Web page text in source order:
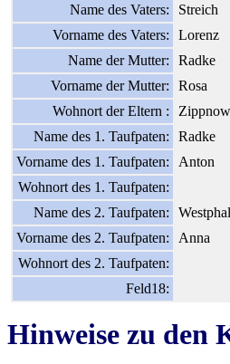
Name des Vaters:
Streich
Vorname des Vaters:
Lorenz
Name der Mutter:
Radke
Vorname der Mutter:
Rosa
Wohnort der Eltern :
Zippnow
Name des 1. Taufpaten:
Radke
Vorname des 1. Taufpaten:
Anton
Wohnort des 1. Taufpaten:
Name des 2. Taufpaten:
Westphal
Vorname des 2. Taufpaten:
Anna
Wohnort des 2. Taufpaten:
Feld18:
Hinweise zu den